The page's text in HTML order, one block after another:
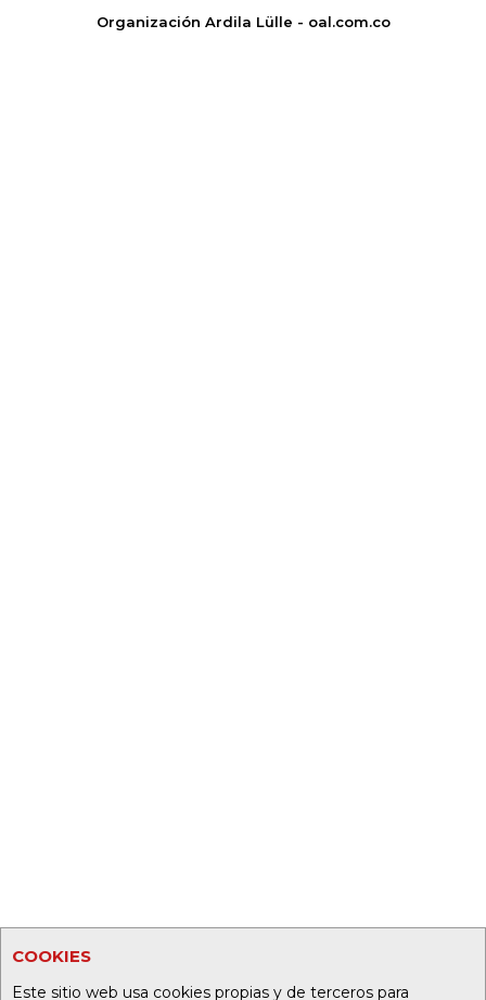
COOKIES
Este sitio web usa cookies propias y de terceros para
Organización Ardila Lülle - oal.com.co